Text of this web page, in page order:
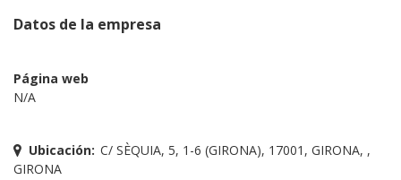
Datos de la empresa
Página web
N/A
Ubicación: C/ SÈQUIA, 5, 1-6 (GIRONA), 17001, GIRONA, ,
GIRONA